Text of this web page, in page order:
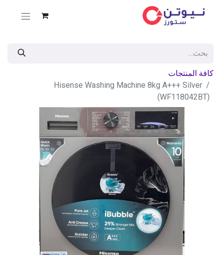
كافة المنتجات
Hisense Washing Machine 8kg A+++ Silver
(WF118042BT)